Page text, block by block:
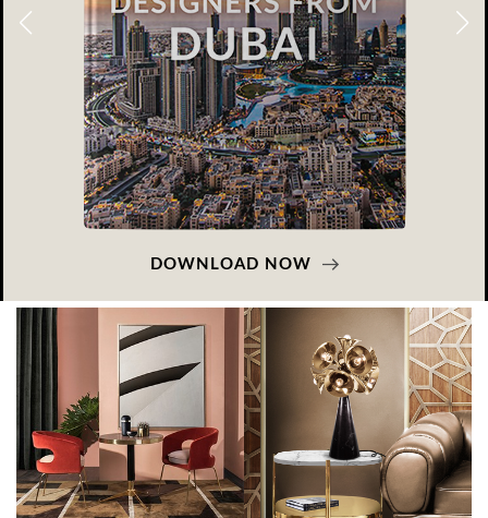
DOWNLOAD NOW